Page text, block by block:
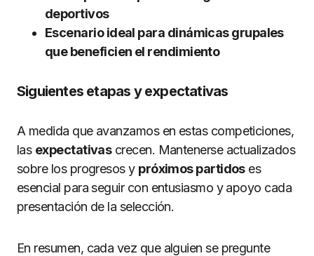
deportivos
Escenario ideal para dinámicas grupales
que beneficien el rendimiento
Siguientes etapas y expectativas
A medida que avanzamos en estas competiciones,
las expectativascrecen. Mantenerse actualizados
sobre los progresos y próximos partidoses
esencial para seguir con entusiasmo y apoyo cada
presentación de la selección.
En resumen, cada vez que alguien se pregunte